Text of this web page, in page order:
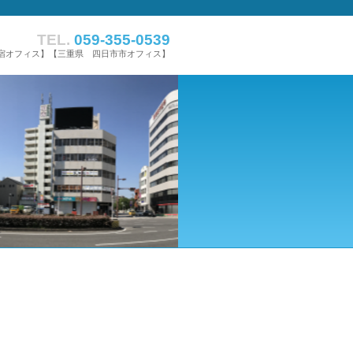
TEL. 059-355-0539
オフィス】【三重県 四日市市オフィス】